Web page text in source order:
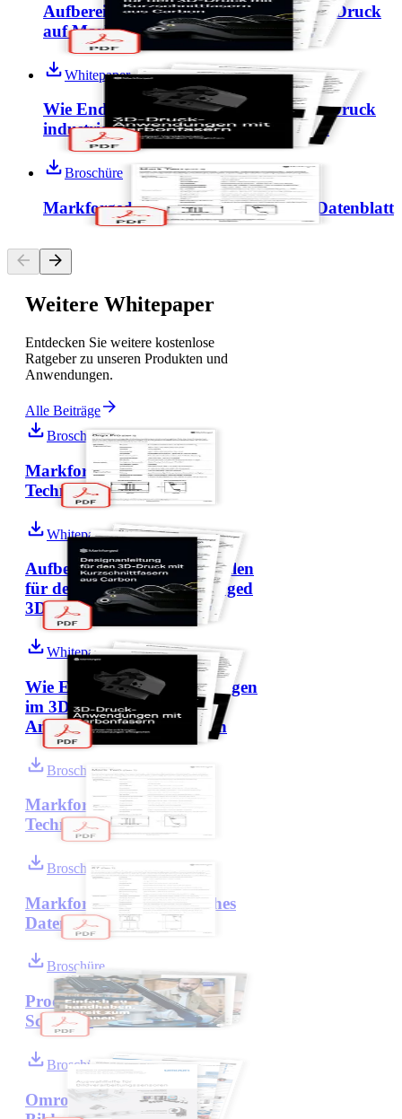
Aufbereitung von 3D Modellen für den Druck
auf Markforged 3D Druckern
Whitepaper
Wie Endlosfaser Verstärkungen im 3D Druck
industrielle Anwendungen ermöglichen
Broschüre
Markforged Mark Two: Technisches Datenblatt
Weitere Whitepaper
Entdecken Sie weitere kostenlose
Ratgeber zu unseren Produkten und
Anwendungen.
Alle Beiträge
Broschüre
Markforged Onyx Pro:
Technisches Datenblatt
Whitepaper
Aufbereitung von 3D Modellen
für den Druck auf Markforged
3D Druckern
Whitepaper
Wie Endlosfaser Verstärkungen
im 3D Druck industrielle
Anwendungen ermöglichen
Broschüre
Markforged Mark Two:
Technisches Datenblatt
Broschüre
Markforged X7: Technisches
Datenblatt
Broschüre
Produktbroschüre ZEISS
ScanPort
Broschüre
Omron Auswahlhilfe für